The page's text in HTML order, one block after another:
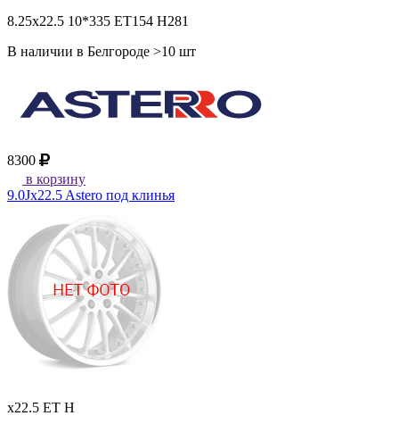
8.25x22.5 10*335 ET154 H281
В наличии в Белгороде >10 шт
8300
в корзину
9.0Jx22.5 Astero под клинья
x22.5 ET H